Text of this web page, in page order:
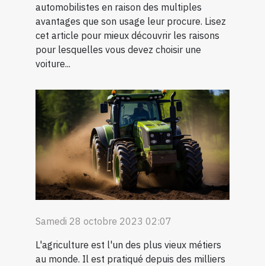
automobilistes en raison des multiples
avantages que son usage leur procure. Lisez
cet article pour mieux découvrir les raisons
pour lesquelles vous devez choisir une
voiture...
Samedi 28 octobre 2023 02:07
L'agriculture est l'un des plus vieux métiers
au monde. Il est pratiqué depuis des milliers